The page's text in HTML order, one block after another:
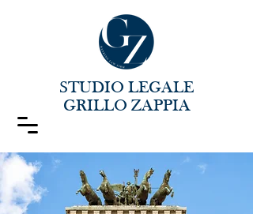
STUDIO LEGALE
GRILLO ZAPPIA